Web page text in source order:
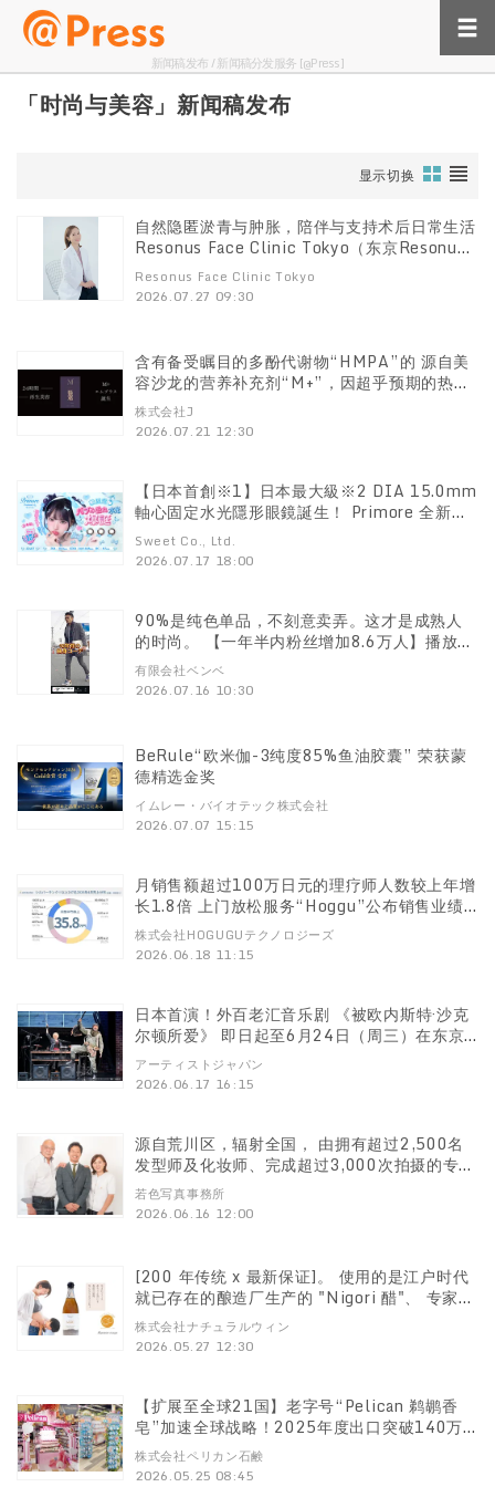
新闻稿发布 / 新闻稿分发服务 [@Press]
「时尚与美容」新闻稿发布
显示切换
自然隐匿淤青与肿胀，陪伴与支持术后日常生活
Resonus Face Clinic Tokyo（东京Resonus
面部整形医院）全面启动“恢复期遮瑕彩妆”推
广项目
Resonus Face Clinic Tokyo
2026.07.27 09:30
含有备受瞩目的多酚代谢物“HMPA”的 源自美
容沙龙的营养补充剂“M+”，因超乎预期的热捧
而售罄 配合2026年8月上旬的补货，将推出特
别促销活动
株式会社J
2026.07.21 12:30
【日本首創※1】日本最大級※2 DIA 15.0mm
軸心固定水光隱形眼鏡誕生！ Primore 全新推
出「HYBRID 軸心固定水光彩色隱形眼鏡」
Sweet Co., Ltd.
2026.07.17 18:00
90%是纯色单品，不刻意卖弄。这才是成熟人
的时尚。 【一年半内粉丝增加8.6万人】播放量
突破270万！ 服装店店主分享的“90%纯色”成
熟风格穿搭
有限会社ベンベ
2026.07.16 10:30
BeRule“欧米伽-3纯度85%鱼油胶囊” 荣获蒙
德精选金奖
イムレー・バイオテック株式会社
2026.07.07 15:15
月销售额超过100万日元的理疗师人数较上年增
长1.8倍 上门放松服务“Hoggu”公布销售业绩
在AI时代重新受到重视的“一技之长”
株式会社HOGUGUテクノロジーズ
2026.06.18 11:15
日本首演！外百老汇音乐剧 《被欧内斯特·沙克
尔顿所爱》 即日起至6月24日（周三）在东京
艺术剧场东剧场上演
アーティストジャパン
2026.06.17 16:15
源自荒川区，辐射全国， 由拥有超过2,500名
发型师及化妆师、完成超过3,000次拍摄的专业
团队联手打造 发型与化妆专业沙龙Biyodo与若
色摄影事务所 正式建立合作伙伴关系，开始提
若色写真事務所
2026.06.16 12:00
[200 年传统 x 最新保证]。 使用的是江户时代
就已存在的酿造厂生产的 "Nigori 醋"、 专家醋
"已被认证为孕妇食品。
株式会社ナチュラルウィン
2026.05.27 12:30
【扩展至全球21国】老字号“Pelican 鹈鹕香
皂”加速全球战略！2025年度出口突破140万
件，进驻韩国“Olive Young”及在“现代首尔”
举办快闪店
株式会社ペリカン石鹸
2026.05.25 08:45